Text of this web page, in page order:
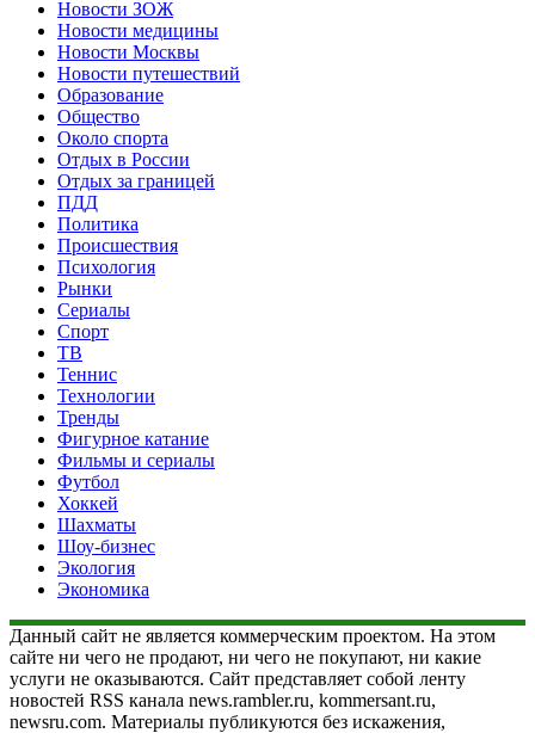
Новости ЗОЖ
Новости медицины
Новости Москвы
Новости путешествий
Образование
Общество
Около спорта
Отдых в России
Отдых за границей
ПДД
Политика
Происшествия
Психология
Рынки
Сериалы
Спорт
ТВ
Теннис
Технологии
Тренды
Фигурное катание
Фильмы и сериалы
Футбол
Хоккей
Шахматы
Шоу-бизнес
Экология
Экономика
Данный сайт не является коммерческим проектом. На этом
сайте ни чего не продают, ни чего не покупают, ни какие
услуги не оказываются. Сайт представляет собой ленту
новостей RSS канала news.rambler.ru, kommersant.ru,
newsru.com. Материалы публикуются без искажения,